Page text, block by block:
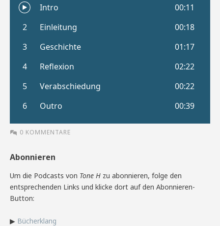
0 KOMMENTARE
Abonnieren
Um die Podcasts von Tone H zu abonnieren, folge den
entsprechenden Links und klicke dort auf den Abonnieren-
Button:
▶ Bücherklang